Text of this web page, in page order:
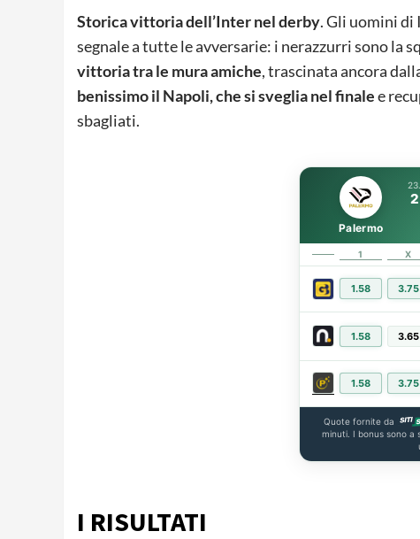
Storica vittoria dell’Inter nel derby. Gli uomini di
segnale a tutte le avversarie: i nerazzurri sono la
vittoria tra le mura amiche, trascinata ancora
benissimo il Napoli, che si sveglia nel finalee
sbagliati.
Palermo
1 X
1.58 3.75
1.58 3.65
1.58 3.75
Quote fornite da
minuti. I bonus sono a
I RISULTATI